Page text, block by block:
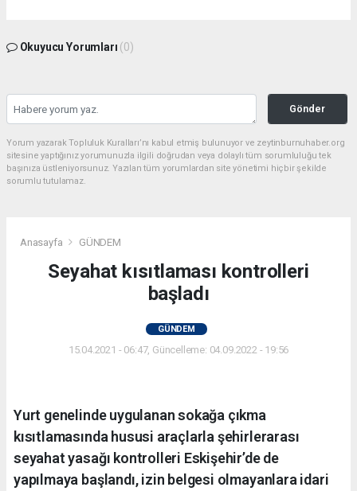
Okuyucu Yorumları (0)
Gönder
Yorum yazarak Topluluk Kuralları’nı kabul etmiş bulunuyor ve zeytinburnuhaber.org
sitesine yaptığınız yorumunuzla ilgili doğrudan veya dolaylı tüm sorumluluğu tek
başınıza üstleniyorsunuz. Yazılan tüm yorumlardan site yönetimi hiçbir şekilde
sorumlu tutulamaz.
Anasayfa GÜNDEM
Seyahat kısıtlaması kontrolleri
başladı
GÜNDEM
15.04.2021 - 06:47, Güncelleme: 04.09.2022 - 19:56
Yurt genelinde uygulanan sokağa çıkma
kısıtlamasında hususi araçlarla şehirlerarası
seyahat yasağı kontrolleri Eskişehir’de de
yapılmaya başlandı, izin belgesi olmayanlara idari